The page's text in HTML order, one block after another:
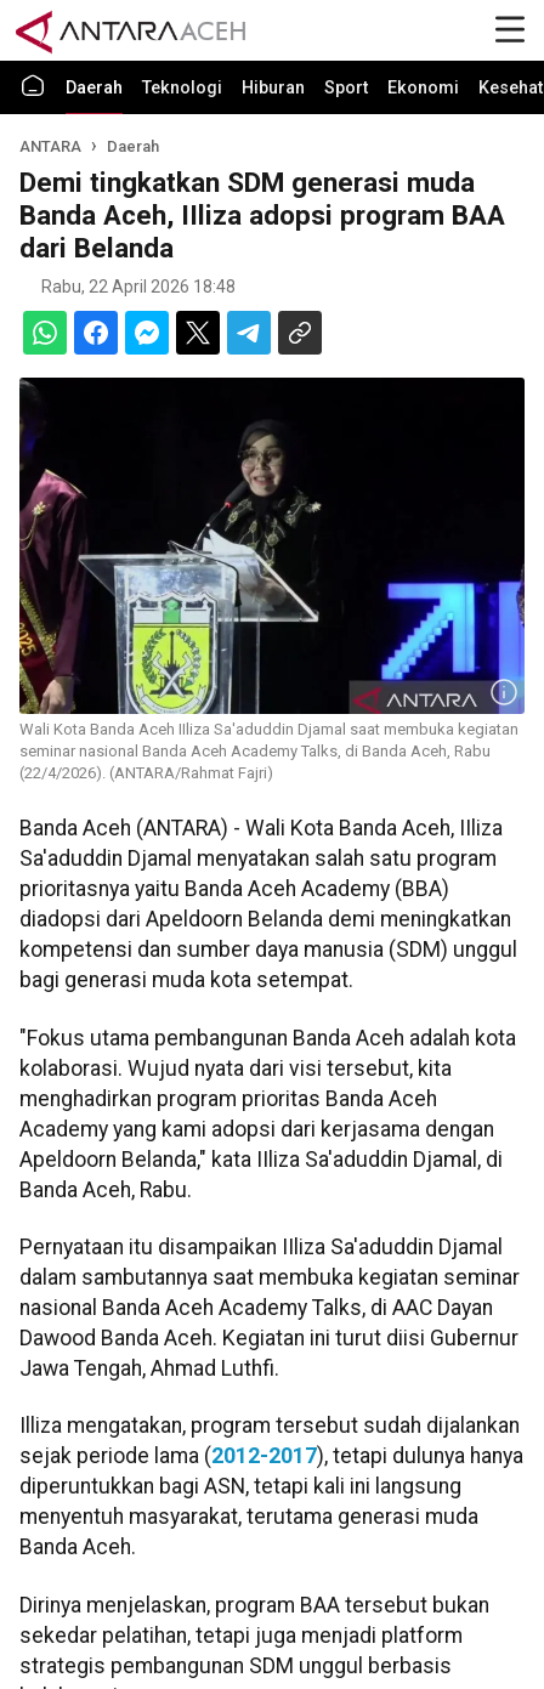
Daerah Teknologi Hiburan Sport Ekonomi
ANTARA Daerah
Demi tingkatkan SDM generasi muda
Banda Aceh, IIliza adopsi program BAA
dari Belanda
Rabu, 22 April 2026 18:48
Wali Kota Banda Aceh IIliza Sa'aduddin Djamal saat membuka kegiatan
seminar nasional Banda Aceh Academy Talks, di Banda Aceh, Rabu
(22/4/2026). (ANTARA/Rahmat Fajri)
Banda Aceh (ANTARA) - Wali Kota Banda Aceh, IIliza
Sa'aduddin Djamal menyatakan salah satu program
prioritasnya yaitu Banda Aceh Academy (BBA)
diadopsi dari Apeldoorn Belanda demi meningkatkan
kompetensi dan sumber daya manusia (SDM) unggul
bagi generasi muda kota setempat.
"Fokus utama pembangunan Banda Aceh adalah kota
kolaborasi. Wujud nyata dari visi tersebut, kita
menghadirkan program prioritas Banda Aceh
Academy yang kami adopsi dari kerjasama dengan
Apeldoorn Belanda," kata IIliza Sa'aduddin Djamal, di
Banda Aceh, Rabu.
Pernyataan itu disampaikan IIliza Sa'aduddin Djamal
dalam sambutannya saat membuka kegiatan seminar
nasional Banda Aceh Academy Talks, di AAC Dayan
Dawood Banda Aceh. Kegiatan ini turut diisi Gubernur
Jawa Tengah, Ahmad Luthfi.
Illiza mengatakan, program tersebut sudah dijalankan
sejak periode lama (2012-2017), tetapi dulunya hanya
diperuntukkan bagi ASN, tetapi kali ini langsung
menyentuh masyarakat, terutama generasi muda
Banda Aceh.
Dirinya menjelaskan, program BAA tersebut bukan
sekedar pelatihan, tetapi juga menjadi platform
strategis pembangunan SDM unggul berbasis